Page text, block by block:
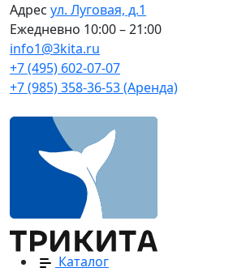
Адрес ул. Луговая, д.1
Ежедневно 10:00 – 21:00
info1@3kita.ru
+7 (495) 602-07-07
+7 (985) 358-36-53 (Аренда)
Каталог